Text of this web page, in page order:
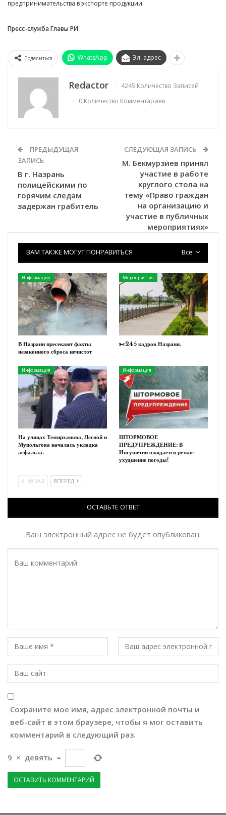
предпринимательства в экспорте продукции.
Пресс-служба Главы РИ
Поделиться WhatsApp Эл. адрес
Redactor
4245 Количество Записей
0 Количество Комментариев
ПРЕДЫДУЩАЯ
ЗАПИСЬ
В г. Назрань
полицейскими по
горячим следам
задержан грабитель
СЛЕДУЮЩАЯ ЗАПИСЬ
М. Бекмурзиев принял
участие в работе
круглого стола на
тему «Право граждан
на организацию и
участие в публичных
мероприятиях»
Все
ВАМ ТАКЖЕ МОГУТ ПОНРАВИТЬСЯ
Информация
В Назрани пресекают факты
незаконного сброса нечистот
Мероприятия
✂️245 кадров Назрани.
Информация
На улицах Темирханова, Лесной и
Муцольгова началась укладка
асфальта.
Информация
ШТОРМОВОЕ
ПРЕДУПРЕЖДЕНИЕ: В
Ингушетии ожидается резкое
ухудшение погоды!
НАЗАД ВПЕРЕД
ОСТАВЬТЕ ОТВЕТ
Ваш электронный адрес не будет опубликован.
Сохраните мое имя, адрес электронной почты и
веб-сайт в этом браузере, чтобы я мог оставить
комментарий в следующий раз.
9 × девять =